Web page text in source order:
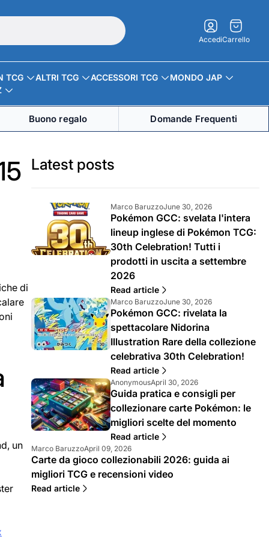
Accedi
Carrello.
Carrello
TCG ALTRI TCG ACCESSORI TCG
MONDO JAP
Buono regalo Domande Frequenti
di
un
Latest posts
A
u
t
o
r
e
d
e
l
l
'
a
r
t
i
c
o
l
o
:
Marco Baruzzo
A
r
t
i
c
o
l
o
p
u
b
b
l
i
c
a
t
o
s
u
:
June 30, 2026
Pokémon GCC: svelata l'intera
lineup inglese di Pokémon TCG:
30th Celebration! Tutti i
prodotti in uscita a settembre
2026
Read article
A
u
t
o
r
e
d
e
l
l
'
a
r
t
i
c
o
Marco Baruzzo
A
r
t
i
c
o
l
o
p
u
b
b
l
i
c
a
t
June 30, 2026
Pokémon GCC: rivelata la
spettacolare Nidorina
Illustration Rare della collezione
celebrativa 30th Celebration!
Read article
A
u
t
o
r
e
d
e
l
l
Anonymous
A
r
t
i
c
o
l
o
p
u
April 30, 2026
Guida pratica e consigli per
collezionare carte Pokémon: le
migliori scelte del momento
Read article
A
u
t
o
r
Marco Baruzzo
A
r
t
i
c
April 09, 2026
Carte da gioco collezionabili 2026: guida ai
migliori TCG e recensioni video
Read article